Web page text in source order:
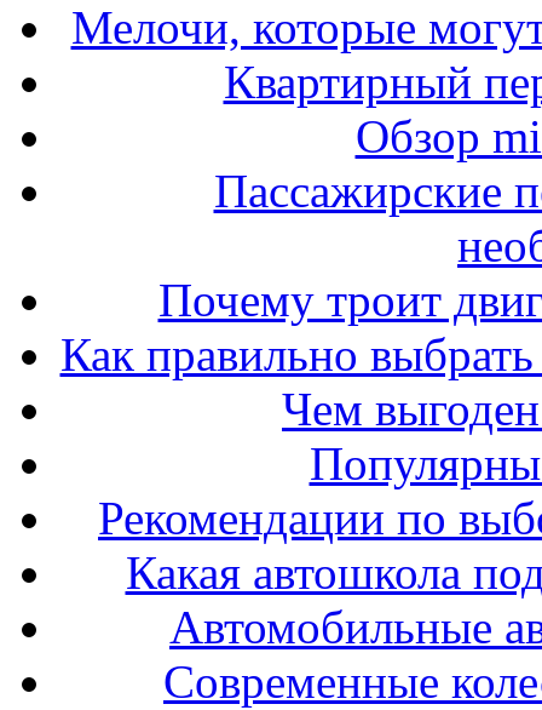
Мелочи, которые
Квартирный
Обзор
Пассажирские
Почему троит
Как правильно выбрать
Чем
Рекомендации по
Какая автошкола
Автомобильные
Современные